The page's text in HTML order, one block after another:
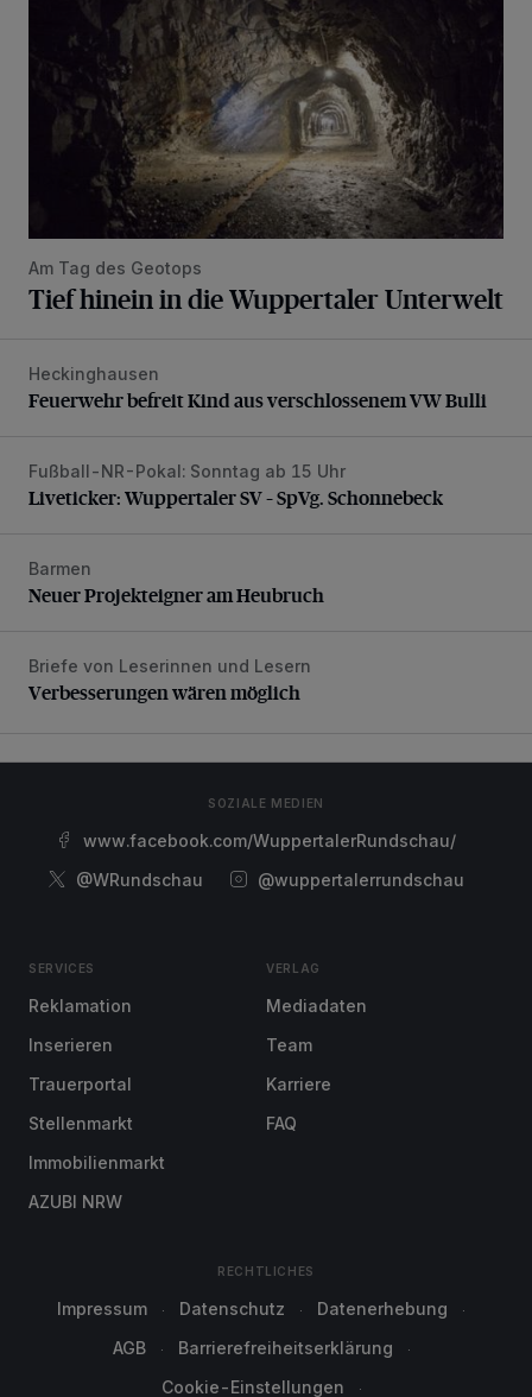
Am Tag des Geotops
Tief hinein in die Wuppertaler Unterwelt
Feuerwehr befreit Kind aus verschlossenem VW Bulli
Heckinghausen
Feuerwehr befreit Kind aus verschlossenem VW Bulli
Liveticker: Wuppertaler SV – SpVg. Schonnebeck
Fußball-NR-Pokal: Sonntag ab 15 Uhr
Liveticker: Wuppertaler SV – SpVg. Schonnebeck
Neuer Projekteigner am Heubruch
Barmen
Neuer Projekteigner am Heubruch
Verbesserungen wären möglich
Briefe von Leserinnen und Lesern
Verbesserungen wären möglich
SOZIALE MEDIEN
www.facebook.com/WuppertalerRundschau/
@WRundschau
@wuppertalerrundschau
SERVICES
Reklamation
Inserieren
Trauerportal
Stellenmarkt
Immobilienmarkt
AZUBI NRW
VERLAG
Mediadaten
Team
Karriere
FAQ
RECHTLICHES
Impressum Datenschutz
Datenerhebung
AGB
Barrierefreiheitserklärung
Cookie-Einstellungen